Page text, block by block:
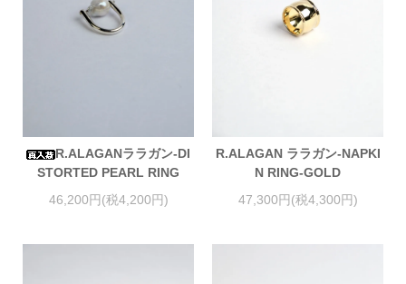
R.ALAGANララガン-DI
STORTED PEARL RING
46,200円(税4,200円)
R.ALAGAN ララガン-NAPKI
N RING-GOLD
47,300円(税4,300円)